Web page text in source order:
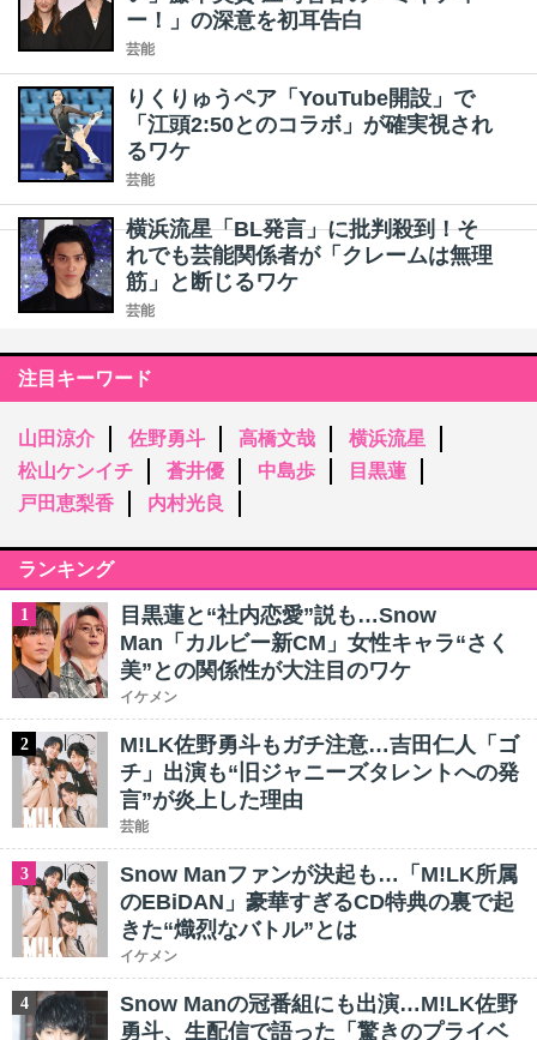
ー！」の深意を初耳告白
芸能
りくりゅうペア「YouTube開設」で
「江頭2:50とのコラボ」が確実視され
るワケ
芸能
横浜流星「BL発言」に批判殺到！そ
れでも芸能関係者が「クレームは無理
筋」と断じるワケ
芸能
注目キーワード
山田涼介 佐野勇斗 高橋文哉
横浜流星
松山ケンイチ
蒼井優 中島歩
目黒蓮
戸田恵梨香
内村光良
ランキング
1
目黒蓮と“社内恋愛”説も…Snow
Man「カルビー新CM」女性キャラ“さく
美”との関係性が大注目のワケ
イケメン
2
M!LK佐野勇斗もガチ注意…吉田仁人「ゴ
チ」出演も“旧ジャニーズタレントへの発
言”が炎上した理由
芸能
3
Snow Manファンが決起も…「M!LK所属
のEBiDAN」豪華すぎるCD特典の裏で起
きた“熾烈なバトル”とは
イケメン
4
Snow Manの冠番組にも出演…M!LK佐野
勇斗、生配信で語った「驚きのプライベ